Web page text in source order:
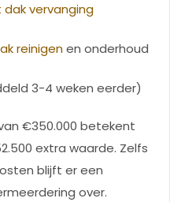
dak vervanging
reinigenen onderhoud
3-4 weken eerder)
€350.000 betekent
extra waarde. Zelfs
blijft er een
over.